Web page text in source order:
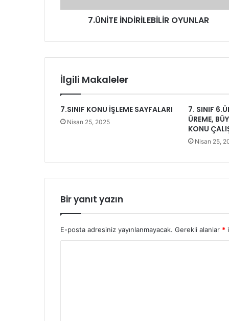
7.ÜNİTE İNDİRİLEBİLİR OYUNLAR
İlgili Makaleler
7.SINIF KONU İŞLEME SAYFALARI
Nisan 25, 2025
7. SINIF
ÜREME,
KONU
Nisan 25,
Bir yanıt yazın
E-posta adresiniz yayınlanmayacak. Gerekli alanlar *